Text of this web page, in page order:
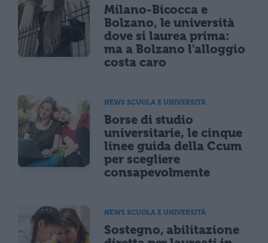
Milano-Bicocca e
Bolzano, le università
dove si laurea prima:
ma a Bolzano l'alloggio
costa caro
NEWS SCUOLA E UNIVERSITÀ
Borse di studio
universitarie, le cinque
linee guida della Ccum
per scegliere
consapevolmente
NEWS SCUOLA E UNIVERSITÀ
Sostegno, abilitazione